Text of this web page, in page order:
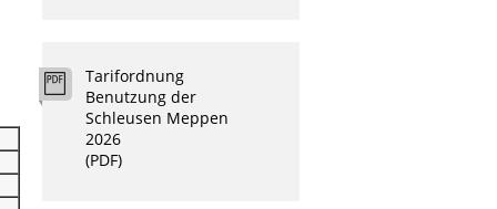
Tarifordnung
Benutzung der
Schleusen Meppen
2026
(PDF)